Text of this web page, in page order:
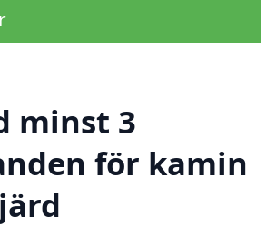
minst 3
för kamin